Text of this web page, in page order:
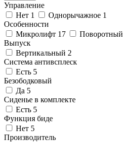
Управление
Нет 1 Однорычажное 1
Особенности
Микролифт 17 Поворотный
Выпуск
Вертикальный 2
Система антивсплеск
Есть 5
Безободковый
Да 5
Сиденье в комплекте
Есть 5
Функция биде
Нет 5
Производитель